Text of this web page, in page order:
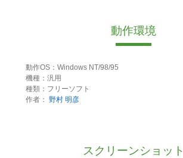
動作環境
動作OS：Windows NT/98/95
機種：汎用
種類：フリーソフト
作者： 野村 明彦
スクリーンショット